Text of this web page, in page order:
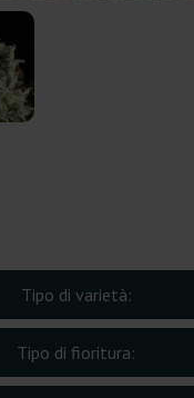
Tipo di varietà:
Tipo di fioritura: